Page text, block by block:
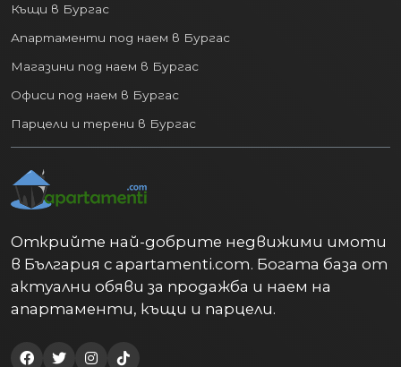
Къщи в Бургас
Апартаменти под наем в Бургас
Магазини под наем в Бургас
Офиси под наем в Бургас
Парцели и терени в Бургас
Открийте най-добрите недвижими имоти
в България с apartamenti.com. Богата база от
актуални обяви за продажба и наем на
апартаменти, къщи и парцели.